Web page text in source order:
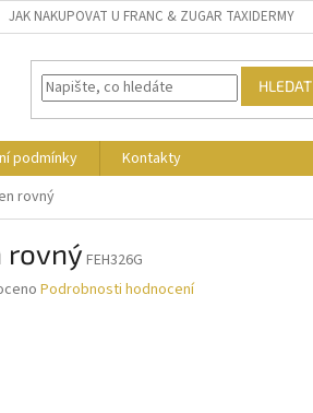
JAK NAKUPOVAT U FRANC & ZUGAR TAXIDERMY
HLEDAT
podmínky
Kontakty
rovný
rovnýFEH326G
Podrobnosti hodnocení